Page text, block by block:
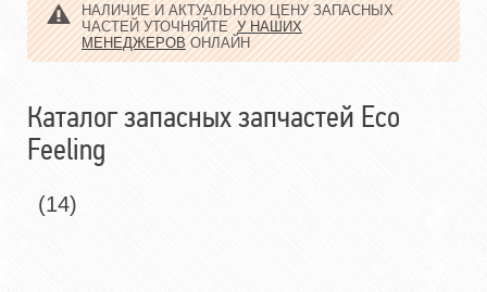
НАЛИЧИЕ И АКТУАЛЬНУЮ ЦЕНУ ЗАПАСНЫХ
ЧАСТЕЙ УТОЧНЯЙТЕУ НАШИХ
МЕНЕДЖЕРОВОНЛАЙН
Каталог запасных запчастей Eco
Feeling
(14)